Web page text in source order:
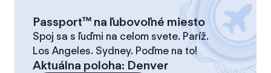
Passport™ na ľubovoľné miesto
Spoj sa s ľuďmi na celom svete. Paríž.
Los Angeles. Sydney. Poďme na to!
Aktuálna poloha: Denver